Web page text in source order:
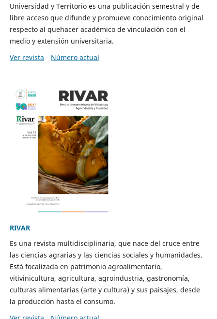
Universidad y Territorio es una publicación semestral y de
libre acceso que difunde y promueve conocimiento original
respecto al quehacer académico de vinculación con el
medio y extensión universitaria.
Ver revista
Número actual
RIVAR
Es una revista multidisciplinaria, que nace del cruce entre
las ciencias agrarias y las ciencias sociales y humanidades.
Está focalizada en patrimonio agroalimentario,
vitivinicultura, agricultura, agroindustria, gastronomía,
culturas alimentarias (arte y cultura) y sus paisajes, desde
la producción hasta el consumo.